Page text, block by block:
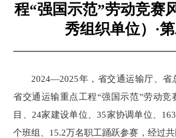
程“强国示范”劳动竞赛
秀组织单位）·
2024—2025年，省交通运输厅、省
省交通运输重点工程“强国示范”劳动竞
目、24家建设单位、35家协调单位、
个班组、15.2万名职工踊跃参赛，经过